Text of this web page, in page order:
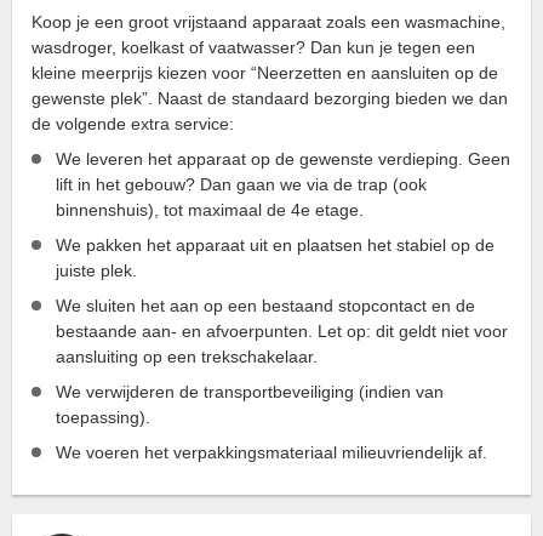
Koop je een groot vrijstaand apparaat zoals een wasmachine,
wasdroger, koelkast of vaatwasser? Dan kun je tegen een
kleine meerprijs kiezen voor “Neerzetten en aansluiten op de
gewenste plek”. Naast de standaard bezorging bieden we dan
de volgende extra service:
We leveren het apparaat op de gewenste verdieping. Geen
lift in het gebouw? Dan gaan we via de trap (ook
binnenshuis), tot maximaal de 4e etage.
We pakken het apparaat uit en plaatsen het stabiel op de
juiste plek.
We sluiten het aan op een bestaand stopcontact en de
bestaande aan- en afvoerpunten. Let op: dit geldt niet voor
aansluiting op een trekschakelaar.
We verwijderen de transportbeveiliging (indien van
toepassing).
We voeren het verpakkingsmateriaal milieuvriendelijk af.